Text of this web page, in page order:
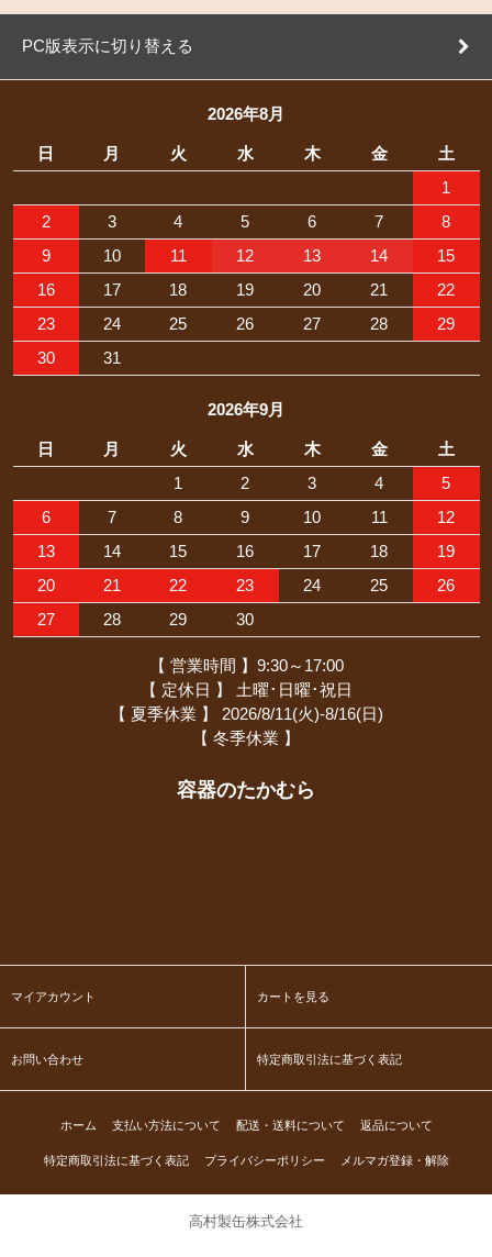
PC版表示に切り替える
2026年8月
日 月 火 水 木 金
土
1
2
3 4 5 6 7
8
9
10 11 12 13 14
15
16
17 18 19 20 21
22
23
24 25 26 27 28
29
30
31
2026年9月
日 月 火 水 木 金
土
1
2 3 4
5
6
7 8 9 10 11
12
13
14 15 16 17 18
19
20
21 22 23 24 25
26
27
28 29 30
【 営業時間 】9:30～17:00
【 定休日 】 土曜･日曜･祝日
【 夏季休業 】 2026/8/11(火)-8/16(日)
【 冬季休業 】
容器のたかむら
マイアカウント カートを見る
お問い合わせ 特定商取引法に基づく表記
ホーム 支払い方法について 配送・送料について 返品について
特定商取引法に基づく表記 プライバシーポリシー メルマガ登録・解除
高村製缶株式会社